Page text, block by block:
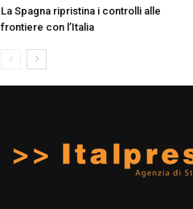
La Spagna ripristina i controlli alle
frontiere con l’Italia